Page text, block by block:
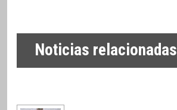
Noticias relacionadas